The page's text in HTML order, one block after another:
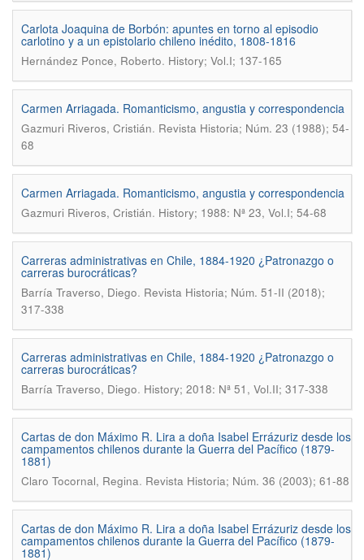
Carlota Joaquina de Borbón: apuntes en torno al episodio
carlotino y a un epistolario chileno inédito, 1808-1816
Hernández Ponce, Roberto. History; Vol.I; 137-165
Carmen Arriagada. Romanticismo, angustia y correspondencia
Gazmuri Riveros, Cristián. Revista Historia; Núm. 23 (1988); 54-
68
Carmen Arriagada. Romanticismo, angustia y correspondencia
Gazmuri Riveros, Cristián. History; 1988: Nª 23, Vol.I; 54-68
Carreras administrativas en Chile, 1884-1920 ¿Patronazgo o
carreras burocráticas?
Barría Traverso, Diego. Revista Historia; Núm. 51-II (2018);
317-338
Carreras administrativas en Chile, 1884-1920 ¿Patronazgo o
carreras burocráticas?
Barría Traverso, Diego. History; 2018: Nª 51, Vol.II; 317-338
Cartas de don Máximo R. Lira a doña Isabel Errázuriz desde los
campamentos chilenos durante la Guerra del Pacífico (1879-
1881)
Claro Tocornal, Regina. Revista Historia; Núm. 36 (2003); 61-88
Cartas de don Máximo R. Lira a doña Isabel Errázuriz desde los
campamentos chilenos durante la Guerra del Pacífico (1879-
1881)